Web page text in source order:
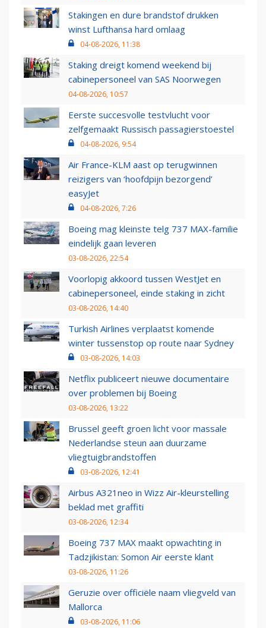
Stakingen en dure brandstof drukken
winst Lufthansa hard omlaag
04-08-2026, 11:38
Staking dreigt komend weekend bij
cabinepersoneel van SAS Noorwegen
04-08-2026, 10:57
Eerste succesvolle testvlucht voor
zelfgemaakt Russisch passagierstoestel
04-08-2026, 9:54
Air France-KLM aast op terugwinnen
reizigers van ‘hoofdpijn bezorgend’
easyJet
04-08-2026, 7:26
Boeing mag kleinste telg 737 MAX-familie
eindelijk gaan leveren
03-08-2026, 22:54
Voorlopig akkoord tussen WestJet en
cabinepersoneel, einde staking in zicht
03-08-2026, 14:40
Turkish Airlines verplaatst komende
winter tussenstop op route naar Sydney
03-08-2026, 14:03
Netflix publiceert nieuwe documentaire
over problemen bij Boeing
03-08-2026, 13:22
Brussel geeft groen licht voor massale
Nederlandse steun aan duurzame
vliegtuigbrandstoffen
03-08-2026, 12:41
Airbus A321neo in Wizz Air-kleurstelling
beklad met graffiti
03-08-2026, 12:34
Boeing 737 MAX maakt opwachting in
Tadzjikistan: Somon Air eerste klant
03-08-2026, 11:26
Geruzie over officiële naam vliegveld van
Mallorca
03-08-2026, 11:06